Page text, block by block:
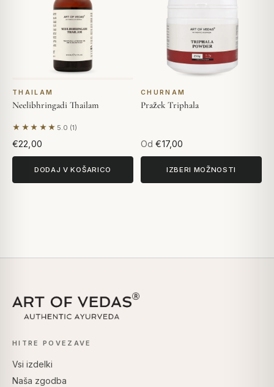
THAILAM
Neelibhringadi Thailam
★★★★★ 5.0 (1)
Na podlagi 1 mnenja
€22,00
DODAJ V KOŠARICO
CHURNAM
Pražek Triphala
Od €17,00
IZBERI MOŽNOSTI
HITRE POVEZAVE
Vsi izdelki
Naša zgodba